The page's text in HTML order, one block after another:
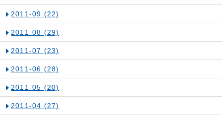
2011-09 (22)
2011-08 (29)
2011-07 (23)
2011-06 (28)
2011-05 (20)
2011-04 (27)